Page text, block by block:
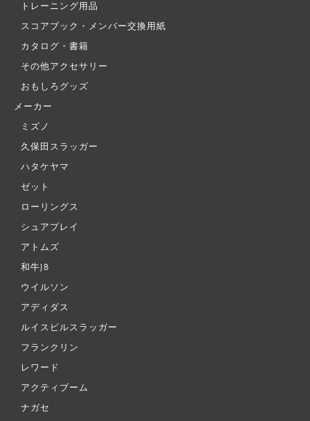
トレーニング用品
スコアブック・メンバー交換用紙
カタログ・書籍
その他アクセサリー
おもしろグッズ
メーカー
ミズノ
久保田スラッガー
ハタケヤマ
ゼット
ローリングス
シュアプレイ
アトムズ
和牛JB
ウイルソン
アディダス
ルイスビルスラッガー
フランクリン
レワード
アクティブーム
ナガセ